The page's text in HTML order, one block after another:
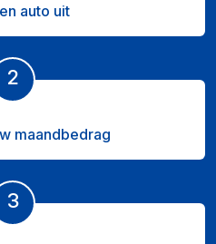
auto uit
2
maandbedrag
3